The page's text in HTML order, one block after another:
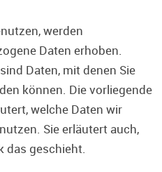
werden
Daten erhoben.
Daten, mit denen Sie
können. Die vorliegende
welche Daten wir
Sie erläutert auch,
das geschieht.